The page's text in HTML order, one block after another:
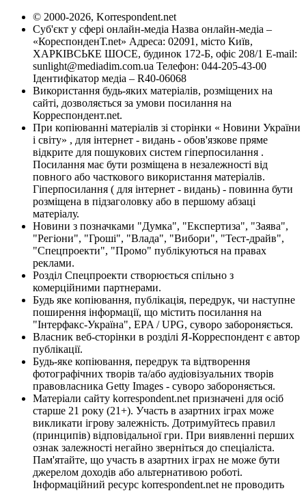
© 2000-2026, Korrespondent.net
Суб'єкт у сфері онлайн-медіа Назва онлайн-медіа –
«КореспонденТ.net» Адреса: 02091, місто Київ,
ХАРКІВСЬКЕ ШОСЕ, будинок 172-Б, офіс 208/1 E-mail:
sunlight@mediadim.com.ua Телефон: 044-205-43-00
Ідентифікатор медіа – R40-06068
Використання будь-яких матеріалів, розміщених на
сайті, дозволяється за умови посилання на
Корреспондент.net.
При копіюванні матеріалів зі сторінки « Новини України
і світу» , для інтернет - видань - обов'язкове пряме
відкрите для пошукових систем гіперпосилання .
Посилання має бути розміщена в незалежності від
повного або часткового використання матеріалів.
Гіперпосилання ( для інтернет - видань) - повинна бути
розміщена в підзаголовку або в першому абзаці
матеріалу.
Новини з позначками "Думка", "Експертиза", "Заява",
"Регіони", "Гроші", "Влада", "Вибори", "Тест-драйв",
"Спецпроекти", "Промо" публікуються на правах
реклами.
Розділ Спецпроекти створюється спільно з
комерційними партнерами.
Будь яке копіювання, публікація, передрук, чи наступне
поширення інформації, що містить посилання на
"Інтерфакс-Україна", EPA / UPG, суворо забороняється.
Власник веб-сторінки в розділі Я-Корреспондент є автор
публікації.
Будь-яке копіювання, передрук та відтворення
фотографічних творів та/або аудіовізуальних творів
правовласника Getty Images - суворо забороняється.
Матеріали сайту korrespondent.net призначені для осіб
старше 21 року (21+). Участь в азартних іграх може
викликати ігрову залежність. Дотримуйтесь правил
(принципів) відповідальної гри. При виявленні перших
ознак залежності негайно зверніться до спеціаліста.
Пам'ятайте, що участь в азартних іграх не може бути
джерелом доходів або альтернативою роботі.
Інформаційний ресурс korrespondent.net не проводить